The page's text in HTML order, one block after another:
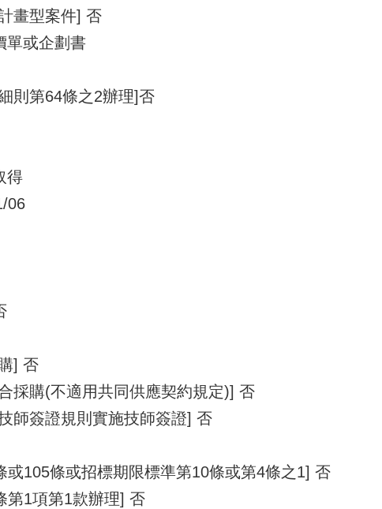
畫型案件] 否
單或企劃書
則第64條之2辦理]否
得
06
] 否
採購(不適用共同供應契約規定)] 否
師簽證規則實施技師簽證] 否
或105條或招標期限標準第10條或第4條之1] 否
第1項第1款辦理] 否